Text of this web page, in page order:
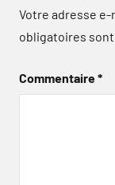
Votre adresse e-
obligatoires
Commentaire*